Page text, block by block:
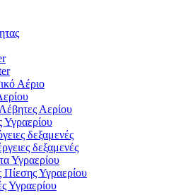
Αέριο
Λέβητες Αερίου
Υγραερίου
δεξαμενές
δεξαμενές
Υγραερίου
Πίεσης Υγραερίου
Υγραερίου